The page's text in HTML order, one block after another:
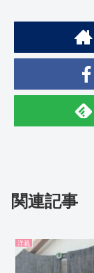
関連記事
洋裁